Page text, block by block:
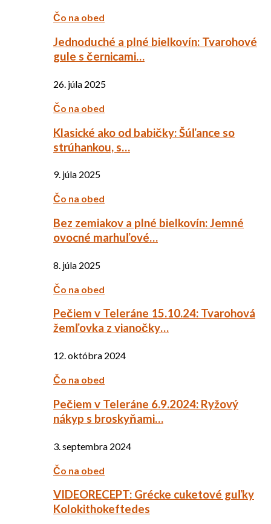
Čo na obed
Jednoduché a plné bielkovín: Tvarohové
gule s černicami…
26. júla 2025
Čo na obed
Klasické ako od babičky: Šúľance so
strúhankou, s…
9. júla 2025
Čo na obed
Bez zemiakov a plné bielkovín: Jemné
ovocné marhuľové…
8. júla 2025
Čo na obed
Pečiem v Teleráne 15.10.24: Tvarohová
žemľovka z vianočky…
12. októbra 2024
Čo na obed
Pečiem v Teleráne 6.9.2024: Ryžový
nákyp s broskyňami…
3. septembra 2024
Čo na obed
VIDEORECEPT: Grécke cuketové guľky
Kolokithokeftedes